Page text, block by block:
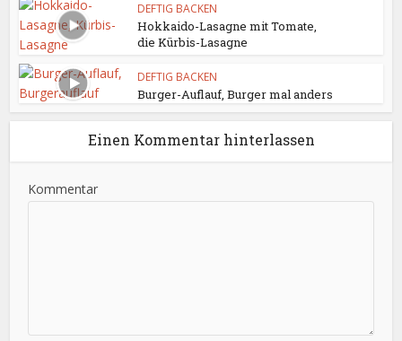
DEFTIG BACKEN
Hokkaido-Lasagne mit Tomate,
die Kürbis-Lasagne
DEFTIG BACKEN
Burger-Auflauf, Burger mal anders
Einen Kommentar hinterlassen
Kommentar